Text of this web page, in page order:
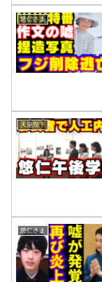
悠仁さま
天皇陛下
悠仁さま